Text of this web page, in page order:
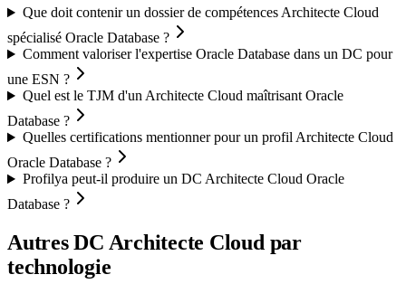
Que doit contenir un dossier de compétences Architecte Cloud
spécialisé Oracle Database ?
Comment valoriser l'expertise Oracle Database dans un DC pour
une ESN ?
Quel est le TJM d'un Architecte Cloud maîtrisant Oracle
Database ?
Quelles certifications mentionner pour un profil Architecte Cloud
Oracle Database ?
Profilya peut-il produire un DC Architecte Cloud Oracle
Database ?
Autres DC Architecte Cloud par
technologie